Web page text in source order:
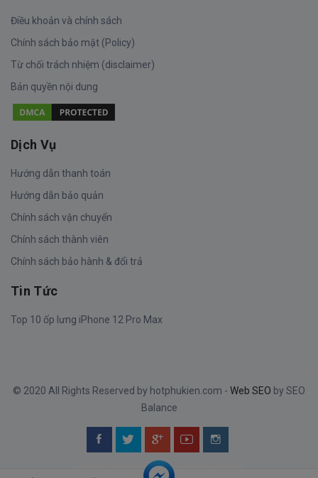
Điều khoản và chính sách
Chính sách bảo mật (Policy)
Từ chối trách nhiệm (disclaimer)
Bản quyền nội dung
Dịch Vụ
Hướng dẫn thanh toán
Hướng dẫn bảo quản
Chính sách vận chuyển
Chính sách thành viên
Chính sách bảo hành & đổi trả
Tin Tức
Top 10 ốp lưng iPhone 12 Pro Max
© 2020 All Rights Reserved by hotphukien.com - Web SEO by SEO
Balance